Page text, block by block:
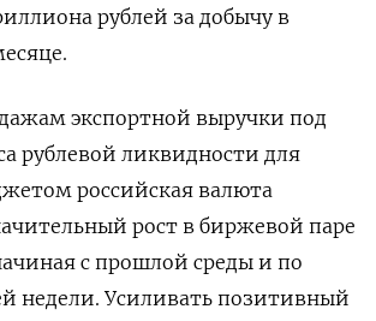
рублей за добычу в
экспортной выручки под
рублевой ликвидности для
российская валюта
рост в биржевой паре
с прошлой среды и по
недели. Усиливать позитивный